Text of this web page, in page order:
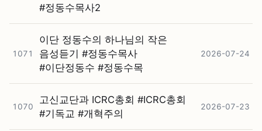
#⁠정동수목사2
1071
이단 정동수의 하나님의 작은
음성듣기 #⁠정동수목사
#⁠이단정동수 #⁠정동수목
2026-07-24
1070
고신교단과 ICRC총회 #⁠ICRC총회
#⁠기독교 #⁠개혁주의
2026-07-23